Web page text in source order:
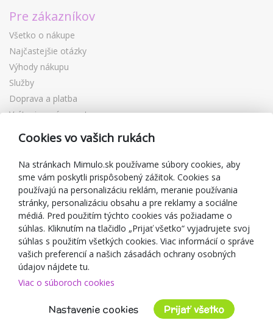
Pre zákazníkov
Všetko o nákupe
Najčastejšie otázky
Výhody nákupu
Služby
Doprava a platba
Vrátenie a výmena tovaru
Reklamácia
Darčekové poukážky
Zľavové kupóny
Blog
O predajcovi
Mimulo.sk
Obchodné podmienky
Ochrana osobných údajov GDPR
Kontakty
Spolupracujeme
Cookies vo vašich rukách
Na stránkach Mimulo.sk používame súbory cookies, aby
sme vám poskytli prispôsobený zážitok. Cookies sa
používajú na personalizáciu reklám, meranie používania
stránky, personalizáciu obsahu a pre reklamy a sociálne
médiá. Pred použitím týchto cookies vás požiadame o
súhlas. Kliknutím na tlačidlo „Prijať všetko“ vyjadrujete svoj
súhlas s použitím všetkých cookies. Viac informácií o správe
vašich preferencií a našich zásadách ochrany osobných
údajov nájdete tu.
Viac o súboroch cookies
Nastavenie cookies Prijať všetko